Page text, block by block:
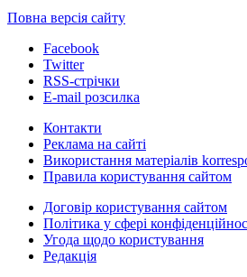
Повна версія сайту
Facebook
Twitter
RSS-стрічки
E-mail розсилка
Контакти
Реклама на сайті
Використання матеріалів
Правила користування сайтом
Договір користування сайтом
Політика у сфері
Угода щодо користування
Редакція